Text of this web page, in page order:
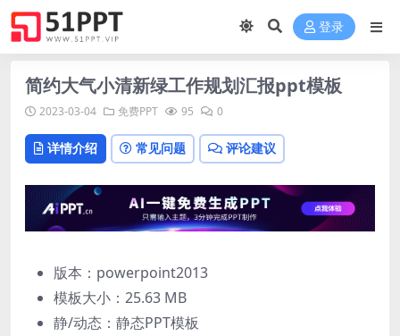
登录
简约大气小清新绿工作规划汇报ppt模板
2023-03-04 免费PPT 95 0
详情介绍 常见问题 评论建议
版本：powerpoint2013
模板大小： 25.63 MB
静/动态：静态PPT模板